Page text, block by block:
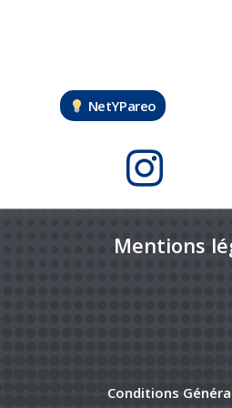
NetYPareo
Mentions
Conditions